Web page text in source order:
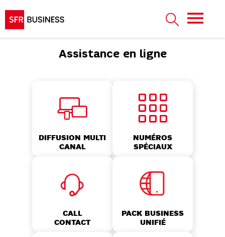
Assistance en ligne
DIFFUSION MULTI
CANAL
NUMÉROS
SPÉCIAUX
CALL
CONTACT
PACK BUSINESS
UNIFIÉ